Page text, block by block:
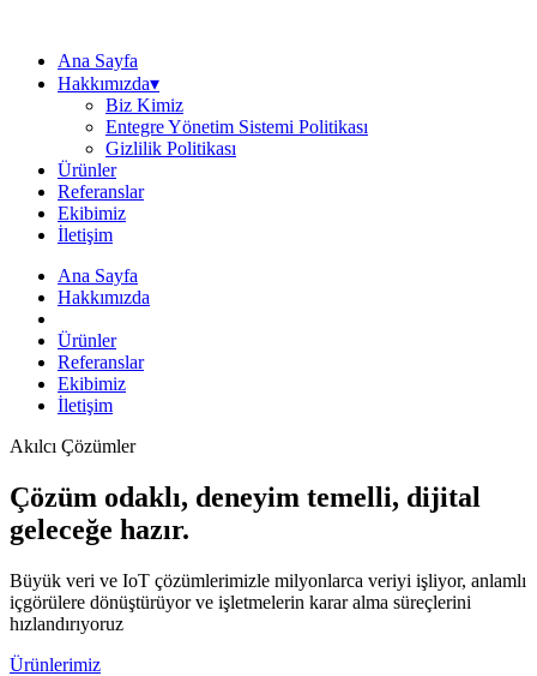
Ana Sayfa
Hakkımızda▾
Biz Kimiz
Entegre Yönetim Sistemi Politikası
Gizlilik Politikası
Ürünler
Referanslar
Ekibimiz
İletişim
Ana Sayfa
Hakkımızda
Ürünler
Referanslar
Ekibimiz
İletişim
Akılcı Çözümler
Çözüm odaklı, deneyim temelli, dijital
geleceğe hazır.
Büyük veri ve IoT çözümlerimizle milyonlarca veriyi işliyor, anlamlı
içgörülere dönüştürüyor ve işletmelerin karar alma süreçlerini
hızlandırıyoruz
Ürünlerimiz